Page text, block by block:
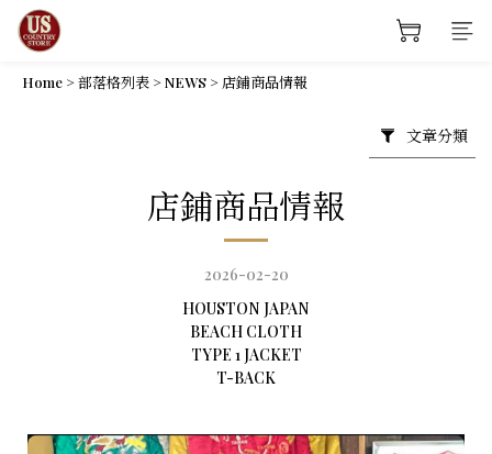
Home >部落格列表 >NEWS > 店鋪商品情報
文章分類
店鋪商品情報
2026-02-20
HOUSTON JAPAN
BEACH CLOTH
TYPE 1 JACKET
T-BACK